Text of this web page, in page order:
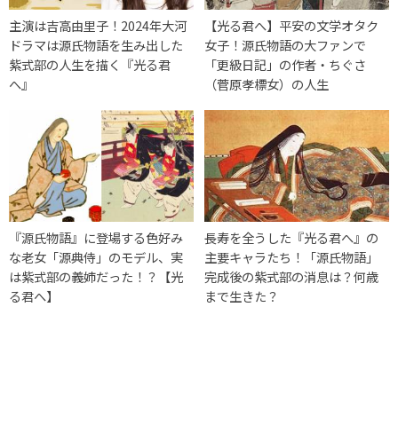
主演は吉高由里子！2024年大河
ドラマは源氏物語を生み出した
紫式部の人生を描く『光る君
へ』
【光る君へ】平安の文学オタク
女子！源氏物語の大ファンで
「更級日記」の作者・ちぐさ
（菅原孝標女）の人生
『源氏物語』に登場する色好み
な老女「源典侍」のモデル、実
は紫式部の義姉だった！？【光
る君へ】
長寿を全うした『光る君へ』の
主要キャラたち！「源氏物語」
完成後の紫式部の消息は？何歳
まで生きた？